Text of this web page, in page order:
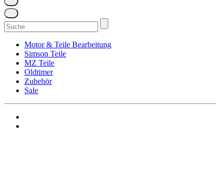
Suchen
nach:
Motor & Teile Bearbeitung
Simson Teile
MZ Teile
Oldtimer
Zubehör
Sale